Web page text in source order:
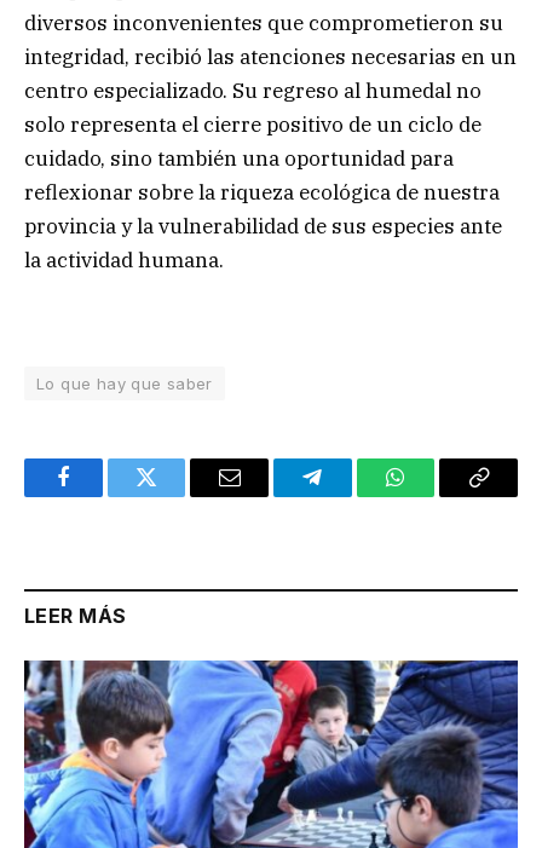
diversos inconvenientes que comprometieron su
integridad, recibió las atenciones necesarias en un
centro especializado. Su regreso al humedal no
solo representa el cierre positivo de un ciclo de
cuidado, sino también una oportunidad para
reflexionar sobre la riqueza ecológica de nuestra
provincia y la vulnerabilidad de sus especies ante
la actividad humana.
Lo que hay que saber
FacebookTwitter Email TelegramWhatsAppCopy
LEER MÁS